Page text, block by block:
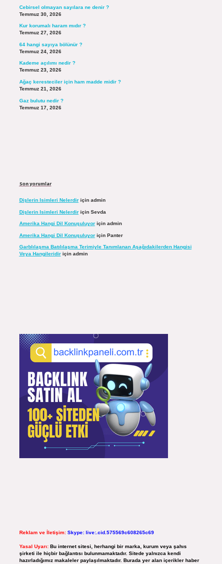
Cebirsel olmayan sayılara ne denir ?
Temmuz 30, 2026
Kur korumalı haram mıdır ?
Temmuz 27, 2026
64 hangi sayıya bölünür ?
Temmuz 24, 2026
Kademe açılımı nedir ?
Temmuz 23, 2026
Ağaç keresteciler için ham madde midir ?
Temmuz 21, 2026
Gaz bulutu nedir ?
Temmuz 17, 2026
Son yorumlar
Dişlerin Isimleri Nelerdiriçin admin
Dişlerin Isimleri Nelerdiriçin Sevda
Amerika Hangi Dil Konuşuluyoriçin admin
Amerika Hangi Dil Konuşuluyoriçin Panter
Garblılaşma Batılılaşma Terimiyle Tanımlanan Aşağıdakilerden Hangisi
Veya Hangileridiriçin admin
Reklam ve İletişim: Skype: live:.cid.575569c608265c69
Yasal Uyarı: Bu internet sitesi, herhangi bir marka, kurum veya şahıs
şirketi ile hiçbir bağlantısı bulunmamaktadır. Sitede yalnızca kendi
hazırladığımız makaleler paylaşılmaktadır. Burada yer alan içerikler haber